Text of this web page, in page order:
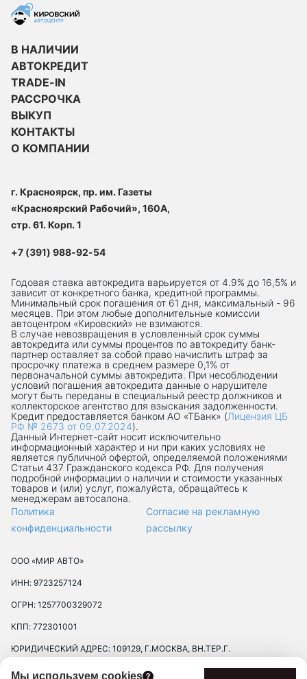
Мы используем cookies
В НАЛИЧИИ
АВТОКРЕДИТ
TRADE-IN
РАССРОЧКА
ВЫКУП
КОНТАКТЫ
О КОМПАНИИ
г. Красноярск, пр. им. Газеты
«Красноярский Рабочий», 160А,
стр. 61. Корп. 1
+7 (391) 988-92-54
Годовая ставка автокредита варьируется от 4.9% до 16,5% и
зависит от конкретного банка, кредитной программы.
Минимальный срок погашения от 61 дня, максимальный - 96
месяцев. При этом любые дополнительные комиссии
автоцентром «Кировский» не взимаются.
В случае невозвращения в условленный срок суммы
автокредита или суммы процентов по автокредиту банк-
партнер оставляет за собой право начислить штраф за
просрочку платежа в среднем размере 0,1% от
первоначальной суммы автокредита. При несоблюдении
условий погашения автокредита данные о нарушителе
могут быть переданы в специальный реестр должников и
коллекторское агентство для взыскания задолженности.
Кредит предоставляется банком АО «ТБанк» (Лицензия ЦБ
РФ № 2673 от 09.07.2024).
Данный Интернет-сaйт носит исключительно
информационный характер и ни при каких условиях не
является публичной офертой, определяемой положениями
Статьи 437 Гражданского кодекса РФ. Для получения
подробной информации о наличии и стоимости указанных
товаров и (или) услуг, пожалуйста, обращайтесь к
менеджерам автосалона.
Политика
конфиденциальности
Согласие на рекламную
рассылку
ООО «МИР АВТО»
ИНН: 9723257124
ОГРН: 1257700329072
КПП: 772301001
ЮРИДИЧЕСКИЙ АДРЕС: 109129, Г.МОСКВА, ВН.ТЕР.Г.